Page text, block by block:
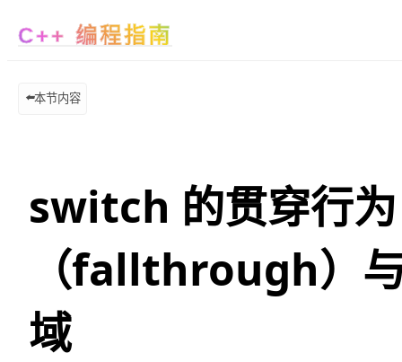
C++ 编程指南
⬅️本节内容
switch 的贯穿行为
（fallthrough）
域